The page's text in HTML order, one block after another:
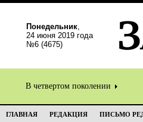
Понедельник,
24 июня 2019 года
№6 (4675)
В четвертом поколении
ГЛАВНАЯ РЕДАКЦИЯ ПИСЬМО